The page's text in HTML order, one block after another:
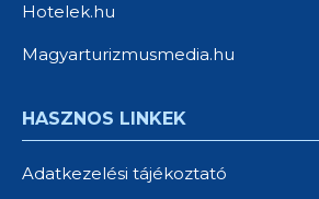
Hotelek.hu
Magyarturizmusmedia.hu
HASZNOS LINKEK
Adatkezelési tájékoztató